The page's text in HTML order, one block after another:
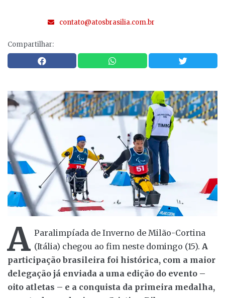
contato@atosbrasilia.com.br
Compartilhar:
A Paralimpíada de Inverno de Milão-Cortina
(Itália) chegou ao fim neste domingo (15). A
participação brasileira foi histórica, com a maior
delegação já enviada a uma edição do evento –
oito atletas – e a conquista da primeira medalha,